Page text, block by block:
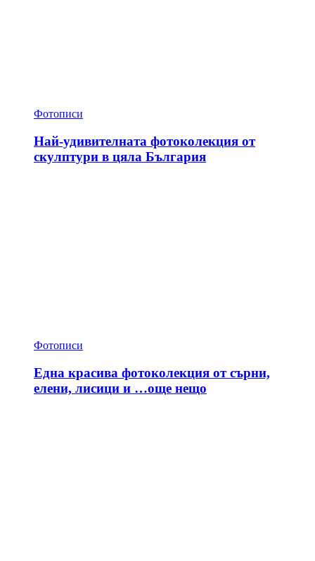
Фотописи
Най-удивителната фотоколекция от
скулптури в цяла България
Фотописи
Една красива фотоколекция от сърни,
елени, лисици и …още нещо